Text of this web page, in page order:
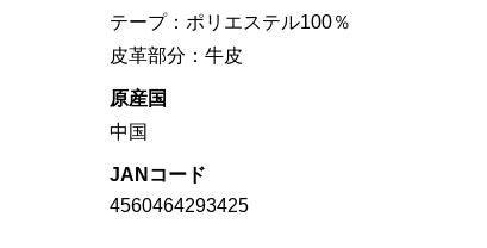
テープ：ポリエステル100％
皮革部分：牛皮
原産国
中国
JANコード
4560464293425